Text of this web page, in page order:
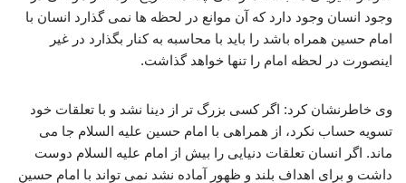
وجود انسان وجود دارد که آن موانع در لحظه ها نمی گذارد انسان با
امام حسین همراه باشد را باید با محاسبه به کنار بگذارد در غیر
اینصورت در لحظه امام را تنها خواهد گذاشت.
وی خاطرنشان کرد: اگر کسی بزرگ تر از دینا نشد و با تعلقات خود
تسویه حساب نکرد، از همراهی با امام حسین علیه السلام جا می
ماند. اگر انسان تعلقات دنیایی را بیش از امام علیه السلام دوست
داشت و برای اهداف بلند و ظهور آماده نشد نمی تواند با امام حسین